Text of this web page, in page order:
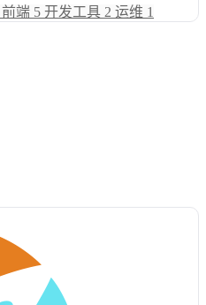
前端 5 开发工具 2 运维 1